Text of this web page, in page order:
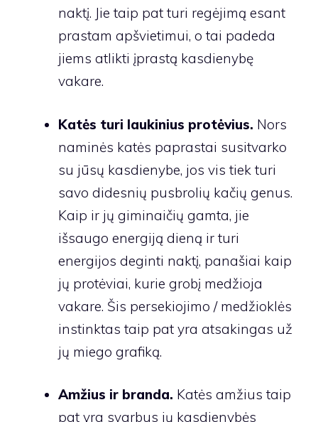
naktį. Jie taip pat turi regėjimą esant
prastam apšvietimui, o tai padeda
jiems atlikti įprastą kasdienybę
vakare.
Katės turi laukinius protėvius. Nors
naminės katės paprastai susitvarko
su jūsų kasdienybe, jos vis tiek turi
savo didesnių pusbrolių kačių genus.
Kaip ir jų giminaičių gamta, jie
išsaugo energiją dieną ir turi
energijos deginti naktį, panašiai kaip
jų protėviai, kurie grobį medžioja
vakare. Šis persekiojimo / medžioklės
instinktas taip pat yra atsakingas už
jų miego grafiką.
Amžius ir branda. Katės amžius taip
pat yra svarbus jų kasdienybės